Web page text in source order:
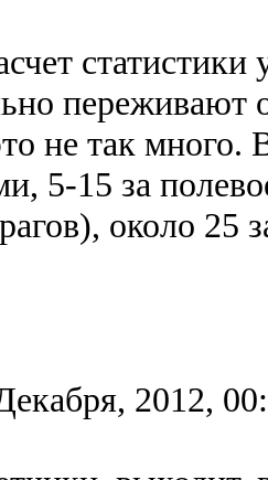
переживают
не так много.
5-15 за
около 25
2012,